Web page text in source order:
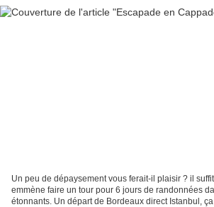
Un peu de dépaysement vous ferait-il plaisir ? il
emmène faire un tour pour 6 jours de randonnées
étonnants. Un départ de Bordeaux direct Istanbul,